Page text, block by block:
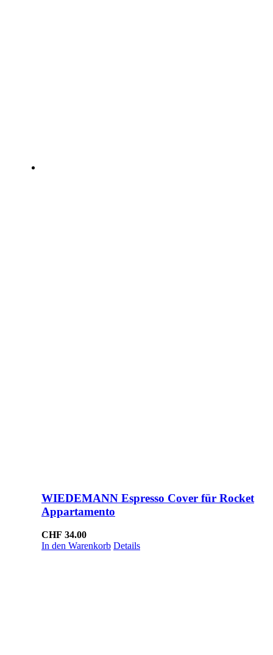
WIEDEMANN Espresso Cover für Rocket
Appartamento
CHF 34.00
In den Warenkorb Details